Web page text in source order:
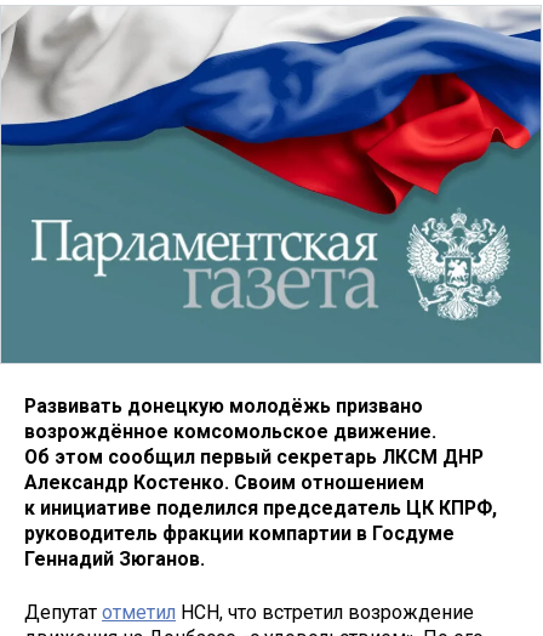
Развивать донецкую молодёжь призвано
возрождённое комсомольское движение.
Об этом сообщил первый секретарь ЛКСМ ДНР
Александр Костенко. Своим отношением
к инициативе поделился председатель ЦК КПРФ,
руководитель фракции компартии в Госдуме
Геннадий Зюганов.
Депутат отметил НСН, что встретил возрождение